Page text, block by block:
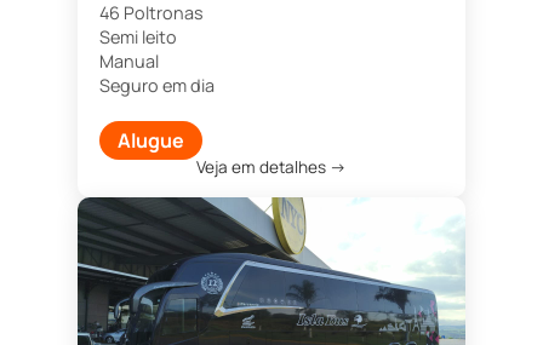
46 Poltronas
Semi leito
Manual
Seguro em dia
Alugue
Veja em detalhes →